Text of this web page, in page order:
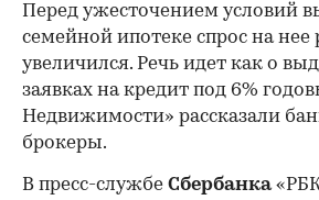
Перед ужесточением условий
семейной ипотеке спрос на нее
увеличился. Речь идет как о
заявках на кредит под 6%
Недвижимости» рассказали
брокеры.
В пресс-службе Сбербанка